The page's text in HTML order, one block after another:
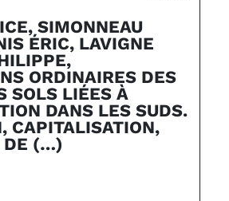
SIMONNEAU
ÉRIC, LAVIGNE
ORDINAIRES DES
SOLS LIÉES À
DANS LES SUDS.
CAPITALISATION,
DE (…)